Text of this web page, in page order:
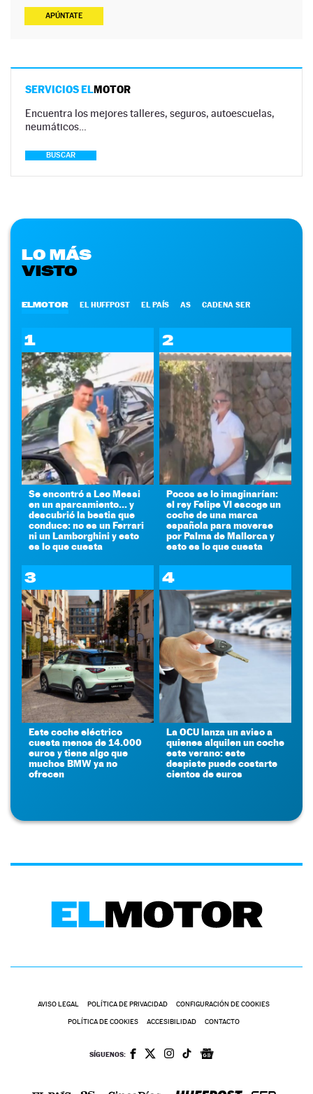
APÚNTATE
SERVICIOS ELMOTOR
Encuentra los mejores talleres, seguros, autoescuelas,
neumáticos…
BUSCAR
LO MÁS
VISTO
ELMOTOR EL HUFFPOST EL PAÍS AS CADENA SER
1
Se encontró a Leo Messi
en un aparcamiento... y
descubrió la bestia que
conduce: no es un Ferrari
ni un Lamborghini y esto
es lo que cuesta
2
Pocos se lo imaginarían:
el rey Felipe VI escoge un
coche de una marca
española para moverse
por Palma de Mallorca y
esto es lo que cuesta
3
Este coche eléctrico
cuesta menos de 14.000
euros y tiene algo que
muchos BMW ya no
ofrecen
4
La OCU lanza un aviso a
quienes alquilen un coche
este verano: este
despiste puede costarte
cientos de euros
AVISO LEGAL POLÍTICA DE PRIVACIDAD CONFIGURACIÓN DE COOKIES
POLÍTICA DE COOKIES ACCESIBILIDAD CONTACTO
SÍGUENOS: